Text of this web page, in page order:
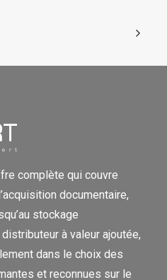
complète qui couvre
documentaire,
stockage
à valeur ajoutée,
dans le choix des
et reconnues sur le